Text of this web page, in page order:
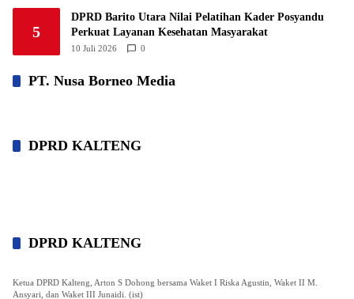
5
DPRD Barito Utara Nilai Pelatihan Kader Posyandu
Perkuat Layanan Kesehatan Masyarakat
10 Juli 2026 0
PT. Nusa Borneo Media
DPRD KALTENG
DPRD KALTENG
Ketua DPRD Kalteng, Arton S Dohong bersama Waket I Riska Agustin, Waket II M.
Ansyari, dan Waket III Junaidi. (ist)